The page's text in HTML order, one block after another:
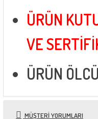
ÜRÜN
VE
ÜRÜN
MÜŞTERI YORUMLARI